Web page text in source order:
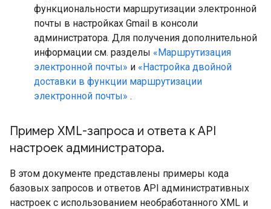
функциональности маршрутизации электронной
почты в настройках Gmail в консоли
администратора. Для получения дополнительной
информации см. разделы «Маршрутизация
электронной почты» и «Настройка двойной
доставки в функции маршрутизации
электронной почты» .
Пример XML-запроса и ответа к API
настроек администратора.
В этом документе представлены примеры кода
базовых запросов и ответов API административных
настроек с использованием необработанного XML и